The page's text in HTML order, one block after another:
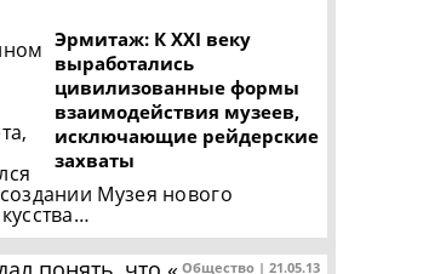
Эрмитаж: К XXI веку
выработались
цивилизованные формы
взаимодействия музеев,
исключающие рейдерские
захваты
Музея нового
Общество | 21.05.13